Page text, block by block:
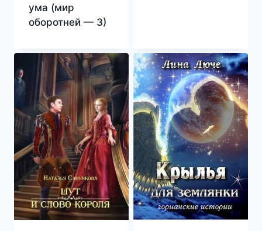
ума (мир
оборотней — 3)